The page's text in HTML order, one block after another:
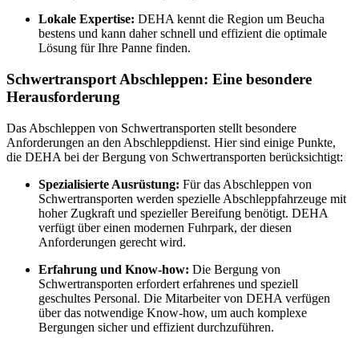
Lokale Expertise: DEHA kennt die Region um Beucha
bestens und kann daher schnell und effizient die optimale
Lösung für Ihre Panne finden.
Schwertransport Abschleppen: Eine besondere
Herausforderung
Das Abschleppen von Schwertransporten stellt besondere
Anforderungen an den Abschleppdienst. Hier sind einige Punkte,
die DEHA bei der Bergung von Schwertransporten berücksichtigt:
Spezialisierte Ausrüstung: Für das Abschleppen von
Schwertransporten werden spezielle Abschleppfahrzeuge mit
hoher Zugkraft und spezieller Bereifung benötigt. DEHA
verfügt über einen modernen Fuhrpark, der diesen
Anforderungen gerecht wird.
Erfahrung und Know-how: Die Bergung von
Schwertransporten erfordert erfahrenes und speziell
geschultes Personal. Die Mitarbeiter von DEHA verfügen
über das notwendige Know-how, um auch komplexe
Bergungen sicher und effizient durchzuführen.